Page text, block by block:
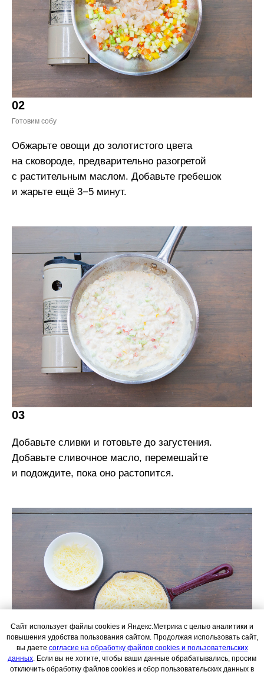
Сайт использует файлы cookies и Яндекс.Метрика с целью аналитики и
повышения удобства пользования сайтом. Продолжая использовать сайт,
вы даете согласие на обработку файлов cookies и пользовательских
данных. Если вы не хотите, чтобы ваши данные обрабатывались, просим
отключить обработку файлов cookies и сбор пользовательских данных в
02
Готовим собу
Обжарьте овощи до золотистого цвета
на сковороде, предварительно разогретой
с растительным маслом. Добавьте гребешок
и жарьте ещё 3−5 минут.
03
Добавьте сливки и готовьте до загустения.
Добавьте сливочное масло, перемешайте
и подождите, пока оно растопится.